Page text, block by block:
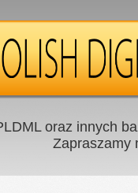
oraz innych
Zapraszamy